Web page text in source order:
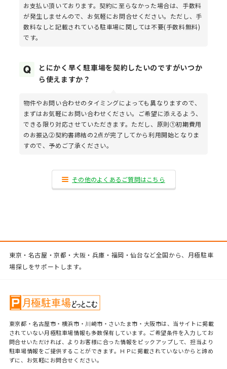
お支払い頂いております。契約に至らなかった場合は、手数料
が発生しませんので、お気軽にお問合せください。ただし、手
数料なしと記載されている駐車場に関しては不要(手数料無料)
です。
とにかく早く駐車場を契約したいのですがいつか
ら使えますか？
物件やお問い合わせのタイミングによっても異なりますので、
まずはお気軽にお問い合わせください。ご希望に添えるよう、
できる限り対応させていただきます。ただし、原則①初期費用
のお振込②契約書締結の2点が完了してから利用開始となりま
すので、予めご了承ください。
その他のよくあるご質問はこちら
東京・名古屋・京都・大阪・兵庫・福岡・仙台など全国から、月極駐車
場探しをサポートします。
東京都・名古屋市・横浜市・川崎市・さいたま市・大阪市は、当サイトに掲載
されていない月極駐車場情報も多数保有しています。ご希望条件を入力してお
問合せいただければ、よりお客様に合った情報をピックアップして、担当より
駐車場情報をご提供することができます。ＨＰに掲載されていないからと諦め
ずに、お気軽にお問合せください。